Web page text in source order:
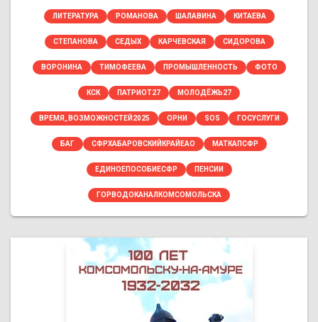
ЛИТЕРАТУРА РОМАНОВА ШАЛАВИНА КИТАЕВА
СТЕПАНОВА СЕДЫХ КАРЧЕВСКАЯ СИДОРОВА
ВОРОНИНА ТИМОФЕЕВА ПРОМЫШЛЕННОСТЬ ФОТО
КСК ПАТРИОТ27 МОЛОДЁЖЬ27
ВРЕМЯ_ВОЗМОЖНОСТЕЙ2025 ОРНИ SOS ГОСУСЛУГИ
БАГ СФРХАБАРОВСКИЙКРАЙЕАО МАТКАПСФР
ЕДИНОЕПОСОБИЕСФР ПЕНСИИ
ГОРВОДОКАНАЛКОМСОМОЛЬСКА